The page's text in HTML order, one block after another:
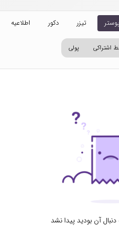
تیزر دکور اطلاعیه
اشتراکی پولی
آن بودید پیدا نشد